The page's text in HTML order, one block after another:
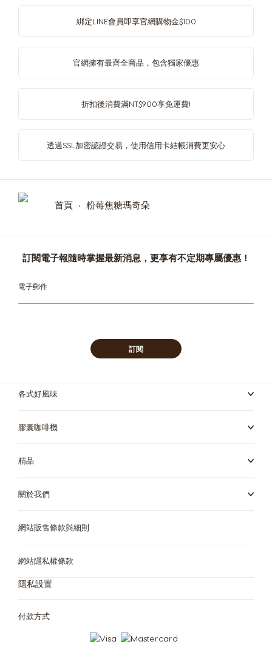
綁定LINE會員即享官網購物金$100
官網擁有最齊全商品，包含獨家優惠
折扣後消費滿NT$900享免運費!
透過SSL加密認證交易，使用信用卡結帳消費更安心
首頁 粉莓焦糖瑪奇朵
訂閱電子報隨時掌握最新消息，更享有不定期專屬優惠！
Sign
Up
for
訂閱
各式好風味
膠囊咖啡機
精品
關於我們
付款方式
網站販售條款與細則
網站隱私權條款
隱私設置